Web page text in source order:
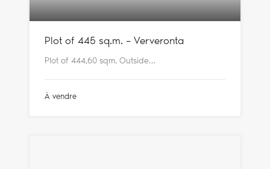
Plot of 445 sq.m. – Ververonta
Plot of 444,60 sqm. Outside…
À vendre